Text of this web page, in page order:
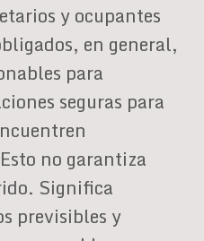
y ocupantes
en general,
para
seguras para
no garantiza
Significa
previsibles y